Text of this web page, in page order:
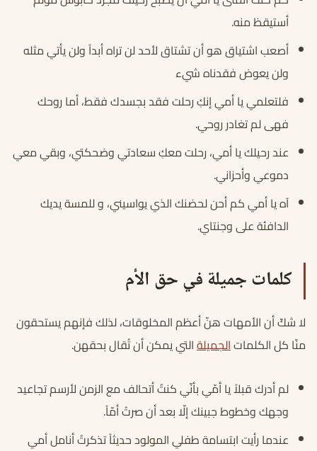
أستيقظ منه.
أصعب اشتياق هو أن تشتاق لأحد لن تراه أبداً ولن يأتي مثله
ولن يعوض فقدناه شيء
فلتعلمي يا أمي إنكِ رحلت فقد بجسدك فقط، أما روحك
فهى لم تغادر روحي.
عند رحيلك يا أمي، رحلت معكِ سعادتي وضحكتي، وبقي معي
دموعي وأحزاني.
آه يا أمي كم أحن لحضنك الذي يواسيني، و للمسة يديك
الدافئة على وجنتاي.
كلمات جميلة في حق الأم
لا شكّ أن الأمهات هنّ أعظم المخلوقات، لذلك فإنهم يستحقون
منّا كل الكلماتالجميلةالتي يمكن أن تُقال بحقهن.
لم أدرك قبلاً يا أمّي بأنّي كنتُ أتحالف مع الزمن لأرسم تجاعيد
وجهك وخطوط جبينك إلّا بعد أن صرتُ أمّاً.
عندما رأيت ابتسامة طفلي المولود حديثاً تذكرتُ أنامل أمي